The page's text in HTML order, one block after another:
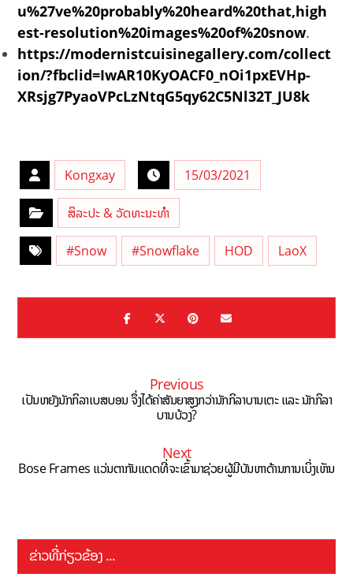
u%27ve%20probably%20heard%20that,high
est-resolution%20images%20of%20snow.
https://modernistcuisinegallery.com/collect
ion/?fbclid=IwAR10KyOACF0_nOi1pxEVHp-
XRsjg7PyaoVPcLzNtqG5qy62C5Nl32T_JU8k
Kongxay 15/03/2021
ສິລະປະ & ວັດທະນະທຳ
#Snow #Snowflake HOD LaoX
Previous
ເປັນຫຍັງນັກກິລາເບສບອນ ຈຶ່ງໄດ້ຄ່າສັນຍາສູງກວ່ານັກກິລາບານເຕະ ແລະ ນັກກິລາ
ບານບ້ວງ?
Next
Bose Frames ແວ່ນຕາກັນແດດທີ່ຈະເຂົ້າມາຊ່ວຍຜູ້ມີບັນຫາດ້ານການເບິ່ງເຫັນ
ຂ່າວທີ່ກ່ຽວຂ້ອງ ...